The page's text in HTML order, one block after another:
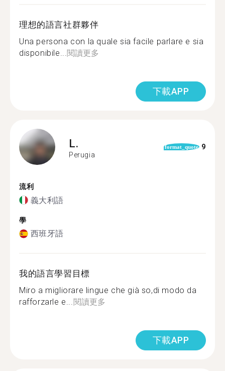
理想的語言社群夥伴
Una persona con la quale sia facile parlare e sia
disponibile...閱讀更多
下載APP
L.
Perugia
format_quote 9
流利
義大利語
學
西班牙語
我的語言學習目標
Miro a migliorare lingue che già so,di modo da
rafforzarle e...閱讀更多
下載APP